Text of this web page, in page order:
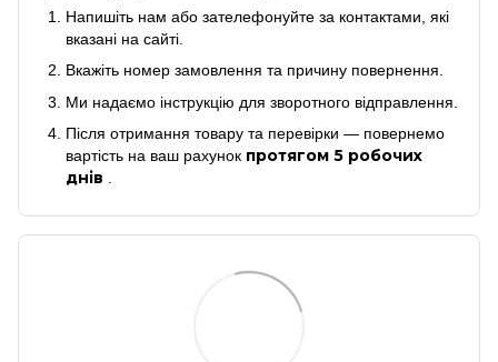
Напишіть нам або зателефонуйте за контактами, які
вказані на сайті.
Вкажіть номер замовлення та причину повернення.
Ми надаємо інструкцію для зворотного відправлення.
Після отримання товару та перевірки — повернемо
вартість на ваш рахунок протягом 5 робочих
днів